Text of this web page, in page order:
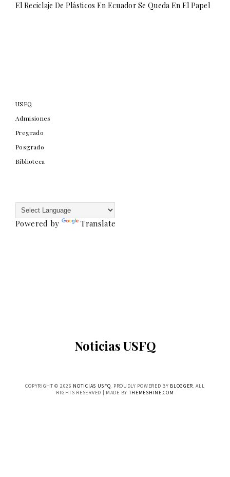
El Reciclaje De Plásticos En Ecuador Se Queda En El Papel
USFQ
Admisiones
Pregrado
Posgrado
Biblioteca
Powered by Translate
Noticias USFQ
COPYRIGHT © 2026 NOTICIAS USFQ. PROUDLY POWERED BY BLOGGER. ALL
RIGHTS RESERVED | MADE BY THEMESHINE.COM